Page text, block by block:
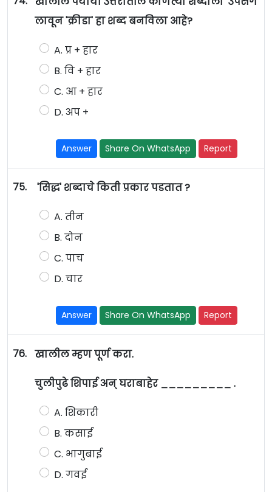
लावून 'क्रीडा' हा शब्द बनविला आहे?
A. प्र + हार
B. वि + हार
C. आ + हार
D. अप +
Answer Share On WhatsApp Report
75. 'सिद्ध' शब्दाचे किती प्रकार पडतात ?
A. तीन
B. दोन
C. पाच
D. चार
Answer Share On WhatsApp Report
76. खालील म्हण पूर्ण करा.
चुलीपुढे शिपाई अन् घराबाहेर _________ .
A. शिकारी
B. कसाई
C. भागुबाई
D. गवई